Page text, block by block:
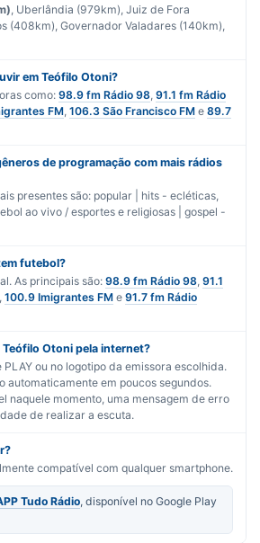
, Uberlândia (979km), Juiz de Fora
(408km), Governador Valadares (140km),
em Teófilo Otoni?
como: 98.9 fm Rádio 98, 91.1 fm Rádio
FM, 106.3 São Francisco FM e 89.7
de programação com mais rádios
presentes são: popular | hits - ecléticas,
ao vivo / esportes e religiosas | gospel -
futebol?
As principais são: 98.9 fm Rádio 98, 91.1
, 100.9 Imigrantes FM e 91.7 fm Rádio
Otoni pela internet?
ou no logotipo da emissora escolhida.
automaticamente em poucos segundos.
naquele momento, uma mensagem de erro
de realizar a escuta.
compatível com qualquer smartphone.
Tudo Rádio, disponível no Google Play